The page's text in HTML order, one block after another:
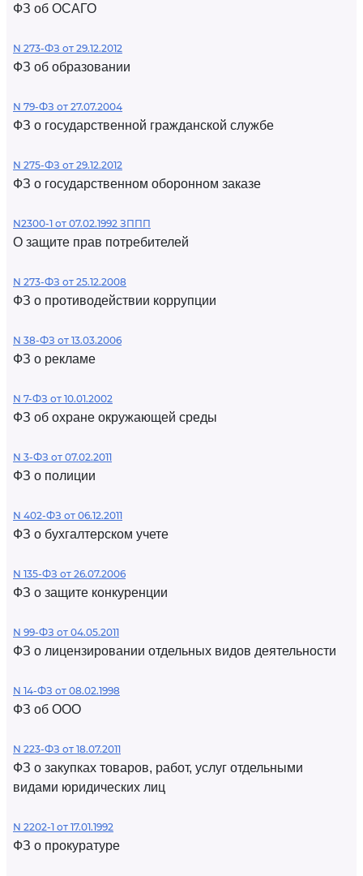
ФЗ об ОСАГО
N 273-ФЗ от 29.12.2012
ФЗ об образовании
N 79-ФЗ от 27.07.2004
ФЗ о государственной гражданской службе
N 275-ФЗ от 29.12.2012
ФЗ о государственном оборонном заказе
N2300-1 от 07.02.1992 ЗППП
О защите прав потребителей
N 273-ФЗ от 25.12.2008
ФЗ о противодействии коррупции
N 38-ФЗ от 13.03.2006
ФЗ о рекламе
N 7-ФЗ от 10.01.2002
ФЗ об охране окружающей среды
N 3-ФЗ от 07.02.2011
ФЗ о полиции
N 402-ФЗ от 06.12.2011
ФЗ о бухгалтерском учете
N 135-ФЗ от 26.07.2006
ФЗ о защите конкуренции
N 99-ФЗ от 04.05.2011
ФЗ о лицензировании отдельных видов деятельности
N 14-ФЗ от 08.02.1998
ФЗ об ООО
N 223-ФЗ от 18.07.2011
ФЗ о закупках товаров, работ, услуг отдельными
видами юридических лиц
N 2202-1 от 17.01.1992
ФЗ о прокуратуре